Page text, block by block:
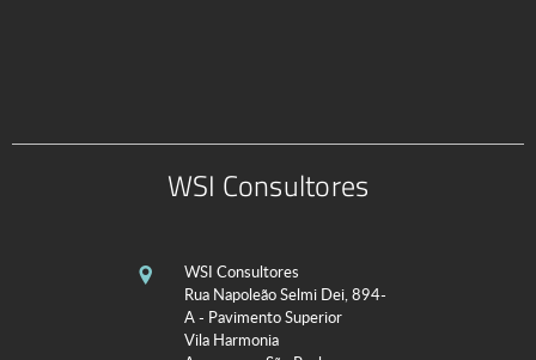
WSI Consultores
WSI Consultores
Rua Napoleão Selmi Dei, 894-
A - Pavimento Superior
Vila Harmonia